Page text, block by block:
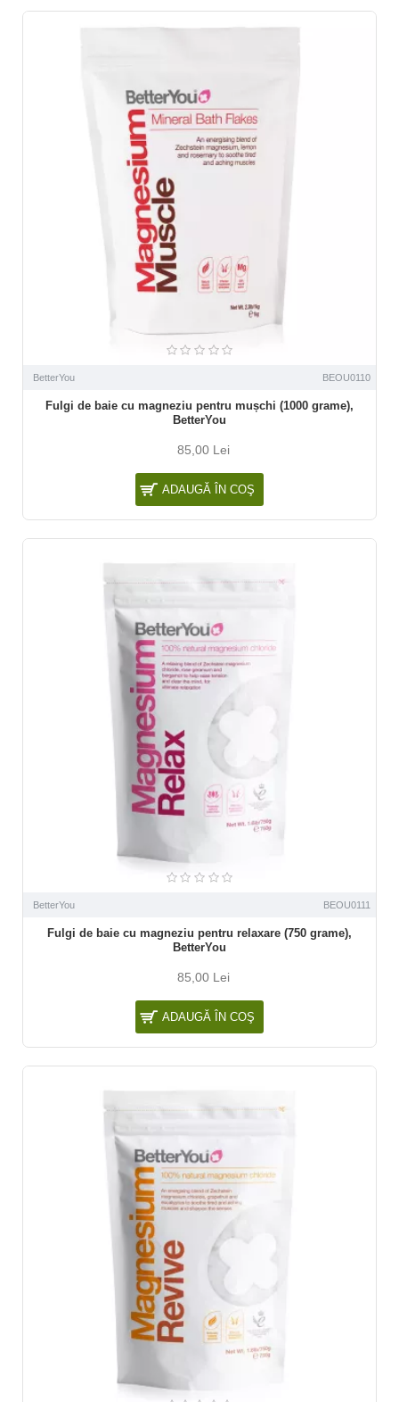
BetterYou BEOU0110
Fulgi de baie cu magneziu pentru mușchi (1000 grame),
BetterYou
85,00 Lei
ADAUGĂ ÎN COŞ
BetterYou BEOU0111
Fulgi de baie cu magneziu pentru relaxare (750 grame),
BetterYou
85,00 Lei
ADAUGĂ ÎN COŞ